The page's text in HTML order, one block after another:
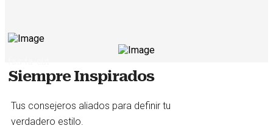
Siempre Inspirados
Tus consejeros aliados para definir tu
verdadero estilo.